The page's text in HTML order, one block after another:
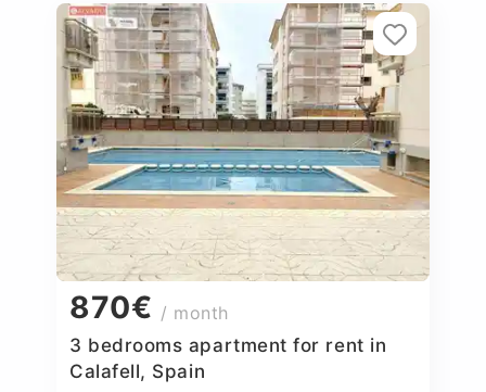
870€ / month
3 bedrooms apartment for rent in
Calafell, Spain